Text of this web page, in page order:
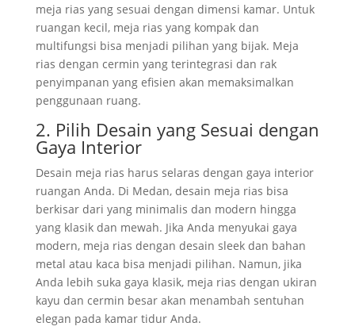
meja rias yang sesuai dengan dimensi kamar. Untuk
ruangan kecil, meja rias yang kompak dan
multifungsi bisa menjadi pilihan yang bijak. Meja
rias dengan cermin yang terintegrasi dan rak
penyimpanan yang efisien akan memaksimalkan
penggunaan ruang.
2. Pilih Desain yang Sesuai dengan
Gaya Interior
Desain meja rias harus selaras dengan gaya interior
ruangan Anda. Di Medan, desain meja rias bisa
berkisar dari yang minimalis dan modern hingga
yang klasik dan mewah. Jika Anda menyukai gaya
modern, meja rias dengan desain sleek dan bahan
metal atau kaca bisa menjadi pilihan. Namun, jika
Anda lebih suka gaya klasik, meja rias dengan ukiran
kayu dan cermin besar akan menambah sentuhan
elegan pada kamar tidur Anda.